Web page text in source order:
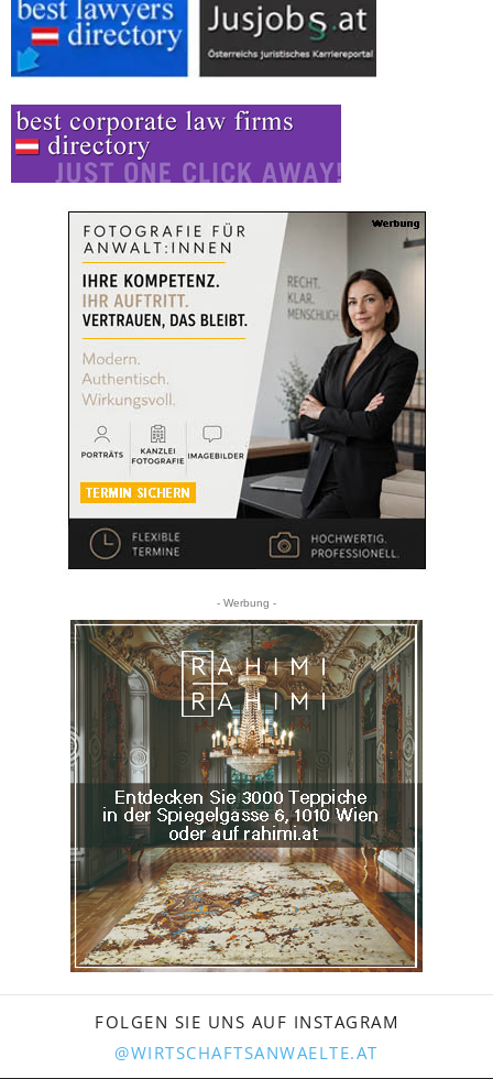
- Werbung -
FOLGEN SIE UNS AUF INSTAGRAM
@WIRTSCHAFTSANWAELTE.AT